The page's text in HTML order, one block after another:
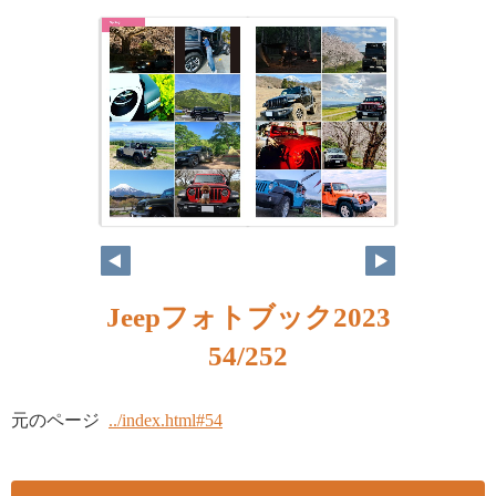
Jeepフォトブック2023
54/252
元のページ ../index.html#54